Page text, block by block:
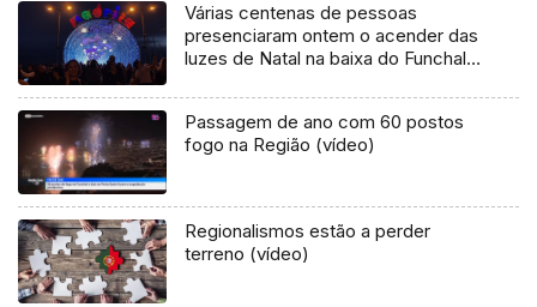
Várias centenas de pessoas
presenciaram ontem o acender das
luzes de Natal na baixa do Funchal
Passagem de ano com 60 postos
fogo na Região (vídeo)
Regionalismos estão a perder
terreno (vídeo)